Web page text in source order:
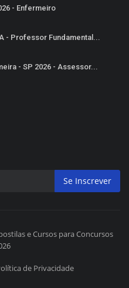
- Enfermeiro
- Professor Fundamental...
- SP 2026 - Assessor...
Se Inscrever
e Cursos para Concursos
de Privacidade